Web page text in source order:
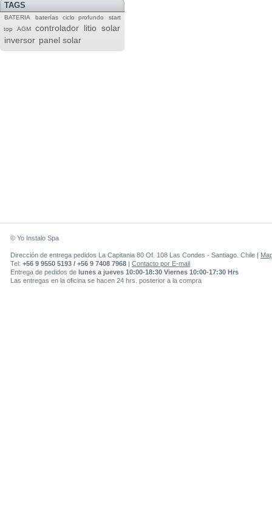
TAGS
BATERIA baterías ciclo profundo
start
top
AGM controlador litio solar
inversor panel solar
© Yo Instalo Spa
Dirección de entrega pedidos La Capitania 80 Of. 108 Las Condes - Santiago. Chile |
Tel: +56 9 9550 5193 / +56 9 7408 7968 | Contacto por E-mail
Entrega de pedidos de lunes a jueves 10:00-18:30 Viernes 10:00-17:30 Hrs
Las entregas en la oficina se hacen 24 hrs. posterior a la compra